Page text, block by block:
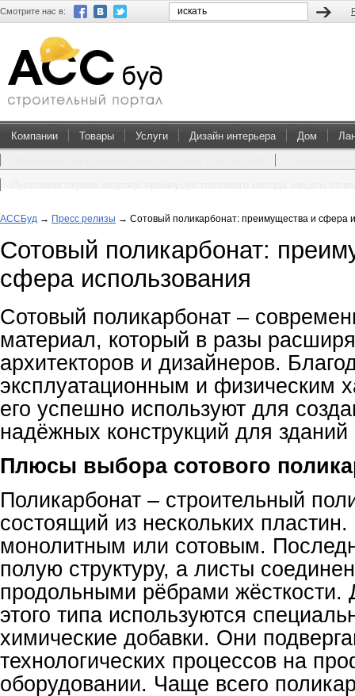
Смотрите нас в:
Компании Товары Услуги Дизайн интерьера Дом
АССБуд → Пресс релизы → Сотовый поликарбонат: преимущества и сфера
Сотовый поликарбонат:
сфера использования
Сотовый поликарбонат –
материал, который в разы
архитекторов и дизайнеров.
эксплуатационным и физическим
его успешно используют для
надёжных конструкций для
Плюсы выбора сотового
Поликарбонат – строительный
состоящий из нескольких
монолитным или сотовым.
полую структуру, а листы
продольными рёбрами жёсткости.
этого типа используются
химические добавки. Они
технологических процессов на
оборудовании. Чаще всего